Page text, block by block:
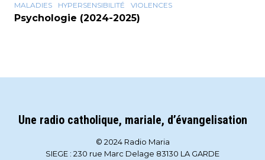
MALADIES
HYPERSENSIBILITÉ VIOLENCES
Psychologie (2024-2025)
Une radio catholique, mariale, d’évangelisation
© 2024 Radio Maria
SIEGE : 230 rue Marc Delage 83130 LA GARDE